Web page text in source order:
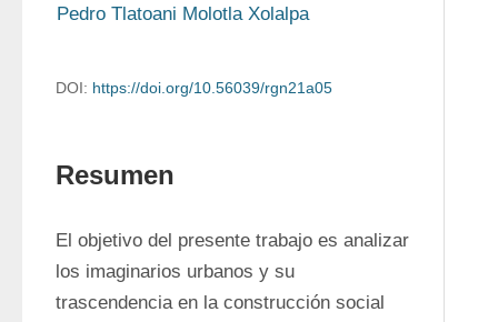
Pedro Tlatoani Molotla Xolalpa
DOI: https://doi.org/10.56039/rgn21a05
Resumen
El objetivo del presente trabajo es analizar
los imaginarios urbanos y su
trascendencia en la construcción social